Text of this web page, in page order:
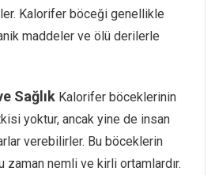
Kalorifer böceği genellikle
maddeler ve ölü derilerle
Sağlık Kalorifer böceklerinin
yoktur, ancak yine de insan
verebilirler. Bu böceklerin
zaman nemli ve kirli ortamlardır.